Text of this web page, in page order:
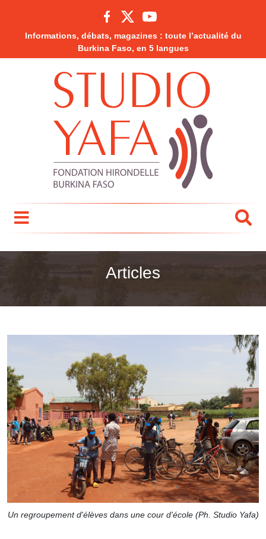
Informations, débats, magazines : toute l’actualité du
Burkina Faso, en 5 langues
Articles
Un regroupement d'élèves dans une cour d'école (Ph. Studio Yafa)